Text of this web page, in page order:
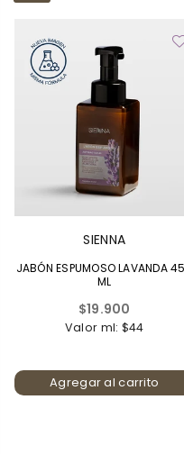
SIENNA
JABÓN ESPUMOSO LAVANDA
ML
Precio
habitual
$19.900
Valor ml: $44
Agregar al carrito